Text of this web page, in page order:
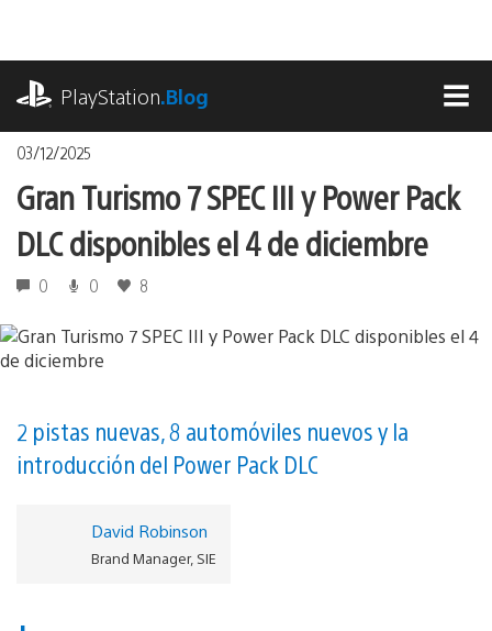
contenido
PlayStation.Blog
03/12/2025
Gran Turismo 7 SPEC III y Power Pack
DLC disponibles el 4 de diciembre
0 0 8
2 pistas nuevas, 8 automóviles nuevos y la
introducción del Power Pack DLC
David Robinson
Brand Manager, SIE